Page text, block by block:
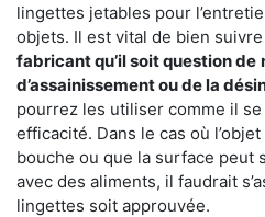
lingettes jetables pour
objets. Il est vital de bien
fabricant qu’il soit question de
d’assainissement ou de la
pourrez les utiliser comme il
efficacité. Dans le cas où
bouche ou que la surface peut
avec des aliments, il faudrait
lingettes soit approuvée.